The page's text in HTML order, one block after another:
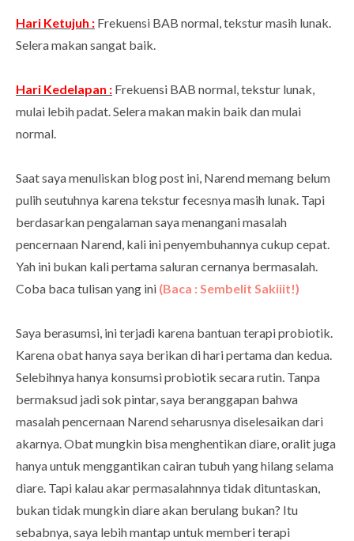
Hari Ketujuh : Frekuensi BAB normal, tekstur masih lunak.
Selera makan sangat baik.
Hari Kedelapan : Frekuensi BAB normal, tekstur lunak,
mulai lebih padat. Selera makan makin baik dan mulai
normal.
Saat saya menuliskan blog post ini, Narend memang belum
pulih seutuhnya karena tekstur fecesnya masih lunak. Tapi
berdasarkan pengalaman saya menangani masalah
pencernaan Narend, kali ini penyembuhannya cukup cepat.
Yah ini bukan kali pertama saluran cernanya bermasalah.
Coba baca tulisan yang ini (Baca : Sembelit Sakiiit!)
Saya berasumsi, ini terjadi karena bantuan terapi probiotik.
Karena obat hanya saya berikan di hari pertama dan kedua.
Selebihnya hanya konsumsi probiotik secara rutin. Tanpa
bermaksud jadi sok pintar, saya beranggapan bahwa
masalah pencernaan Narend seharusnya diselesaikan dari
akarnya. Obat mungkin bisa menghentikan diare, oralit juga
hanya untuk menggantikan cairan tubuh yang hilang selama
diare. Tapi kalau akar permasalahnnya tidak dituntaskan,
bukan tidak mungkin diare akan berulang bukan? Itu
sebabnya, saya lebih mantap untuk memberi terapi